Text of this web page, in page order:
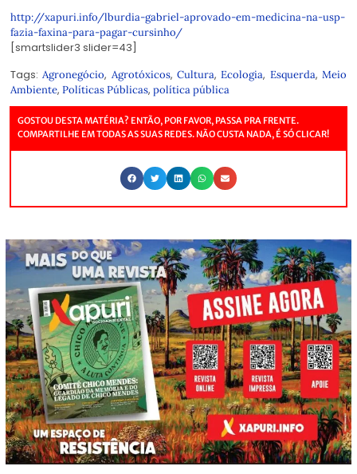
http://xapuri.info/lburdia-gabriel-aprovado-em-medicina-na-usp-
fazia-faxina-para-pagar-cursinho/
[smartslider3 slider=43]
Tags:Agronegócio, Agrotóxicos,Cultura,Ecologia, Esquerda,Meio
Ambiente, Políticas Públicas, política pública
GOSTOU DESTA MATÉRIA? ENTÃO, POR FAVOR, PASSA PRA FRENTE.
COMPARTILHE EM TODAS AS SUAS REDES. NÃO CUSTA NADA, É SÓ CLICAR!